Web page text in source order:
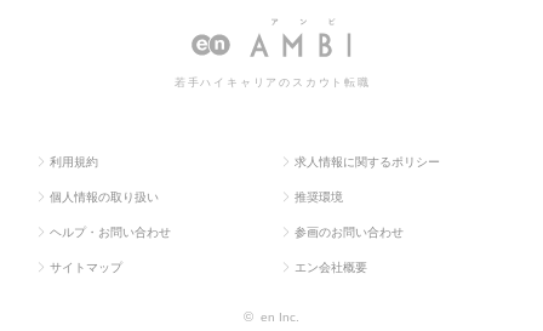
若手ハイキャリアのスカウト転職
利用規約 求人情報に関するポリシー
個人情報の取り扱い 推奨環境
ヘルプ・お問い合わせ 参画のお問い合わせ
サイトマップ エン会社概要
© en Inc.